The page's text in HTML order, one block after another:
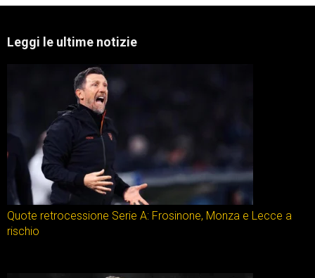
Leggi le ultime notizie
Quote retrocessione Serie A: Frosinone, Monza e Lecce a
rischio